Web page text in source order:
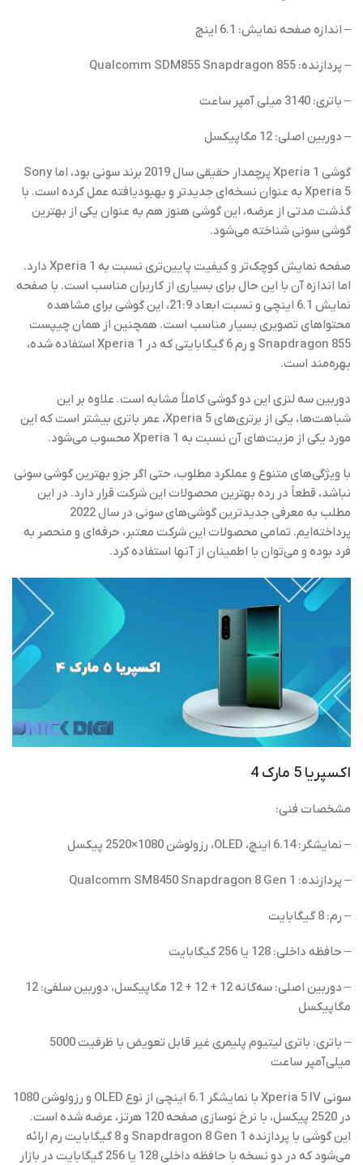
– اندازه صفحه نمایش: 6.1 اینچ
– پردازنده: Qualcomm SDM855 Snapdragon 855
– باتری: 3140 میلی آمپر ساعت
– دوربین اصلی: 12 مگاپیکسل
گوشی Xperia 1 پرچمدار حقیقی سال 2019 برند سونی بود، اما Sony
Xperia 5 به عنوان نسخه‌ای جدیدتر و بهبودیافته عمل کرده است. با
گذشت مدتی از عرضه، این گوشی هنوز هم به عنوان یکی از بهترین
گوشی‌ سونی شناخته می‌شود.
صفحه نمایش کوچک‌تر و کیفیت پایین‌تری نسبت به Xperia 1 دارد.
اما اندازه آن با این حال برای بسیاری از کاربران مناسب است. با صفحه
نمایش 6.1 اینچی و نسبت ابعاد 21:9، این گوشی برای مشاهده
محتواهای تصویری بسیار مناسب است. همچنین از همان چیپست
Snapdragon 855 و رم 6 گیگابایتی که در Xperia 1 استفاده شده،
بهره‌مند است.
دوربین سه لنزی این دو گوشی کاملاً مشابه است. علاوه بر این
شباهت‌ها، یکی از برتری‌های Xperia 5، عمر باتری بیشتر است که این
مورد یکی از مزیت‌های آن نسبت به Xperia 1 محسوب می‌شود.
با ویژگی‌های متنوع و عملکرد مطلوب، حتی اگر جزو بهترین گوشی‌ سونی
نباشد، قطعاً در رده بهترین محصولات این شرکت قرار دارد. در این
مطلب به معرفی جدیدترین گوشی‌های سونی در سال 2022
پرداخته‌ایم. تمامی محصولات این شرکت معتبر، حرفه‌ای و منحصر به
فرد بوده و می‌توان با اطمینان از آنها استفاده کرد.
اکسپریا 5 مارک 4
مشخصات فنی:
– نمایشگر: 6.14 اینچ، OLED، رزولوشن 1080×2520 پیکسل
– پردازنده: Qualcomm SM8450 Snapdragon 8 Gen 1
– رم: 8 گیگابایت
– حافظه داخلی: 128 یا 256 گیگابایت
– دوربین اصلی: سه‌گانه 12 + 12 + 12 مگاپیکسل، دوربین سلفی: 12
مگاپیکسل
– باتری: باتری لیتیوم پلیمری غیر قابل تعویض با ظرفیت 5000
میلی‌آمپر ساعت
سونی Xperia 5 IV با نمایشگر 6.1 اینچی از نوع OLED و رزولوشن 1080
در 2520 پیکسل، با نرخ نوسازی صفحه 120 هرتز، عرضه شده است.
این گوشی با پردازنده Snapdragon 8 Gen 1 و 8 گیگابایت رم ارائه
می‌شود که در دو نسخه با حافظه داخلی 128 یا 256 گیگابایت در بازار